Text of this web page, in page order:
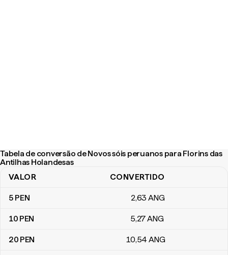
Tabela de conversão de Novos sóis peruanos para Florins das
Antilhas Holandesas
Tabela de conversão de Novos sóis peruanos para Florins das
VALOR CONVERTIDO
5 PEN 2,63 ANG
10 PEN 5,27ANG
20 PEN 10,54 ANG